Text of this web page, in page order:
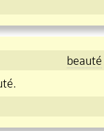
beauté
.